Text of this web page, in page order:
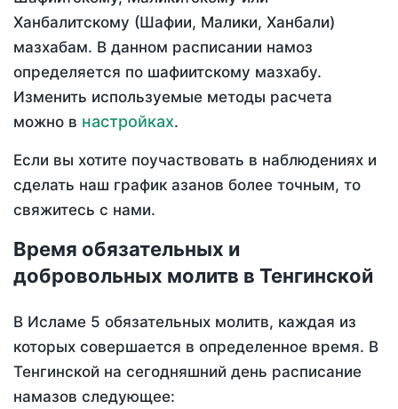
Ханбалитскому (Шафии, Малики, Ханбали)
мазхабам. В данном расписании намоз
определяется по шафиитскому мазхабу.
Изменить используемые методы расчета
можно в настройках.
Если вы хотите поучаствовать в наблюдениях и
сделать наш график азанов более точным, то
свяжитесь с нами.
Время обязательных и
добровольных молитв в Тенгинской
В Исламе 5 обязательных молитв, каждая из
которых совершается в определенное время. В
Тенгинской на сегодняшний день расписание
намазов следующее: